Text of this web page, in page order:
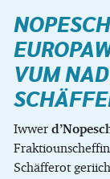
VUM
Iwwer
Schäfferot